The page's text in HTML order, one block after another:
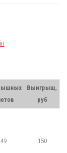
Выигрыш,
руб
150